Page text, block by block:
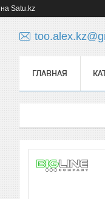
на Satu.kz
ГЛАВНАЯ